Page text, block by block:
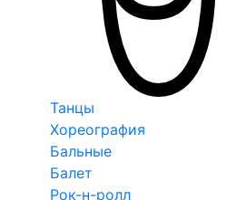
Танцы
Хореография
Бальные
Балет
Рок-н-ролл